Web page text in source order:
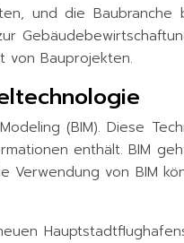
und die
von Bauprojekten.
(BIM). Diese
enthält. BIM
Verwendung von BIM